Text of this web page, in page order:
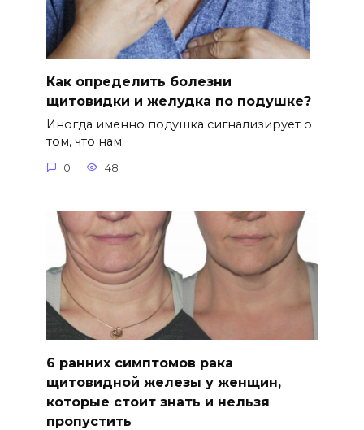
Как определить болезни
щитовидки и желудка по подушке?
Иногда именно подушка сигнализирует о
том, что нам
0 48
6 ранних симптомов рака
щитовидной железы у женщин,
которые стоит знать и нельзя
пропустить